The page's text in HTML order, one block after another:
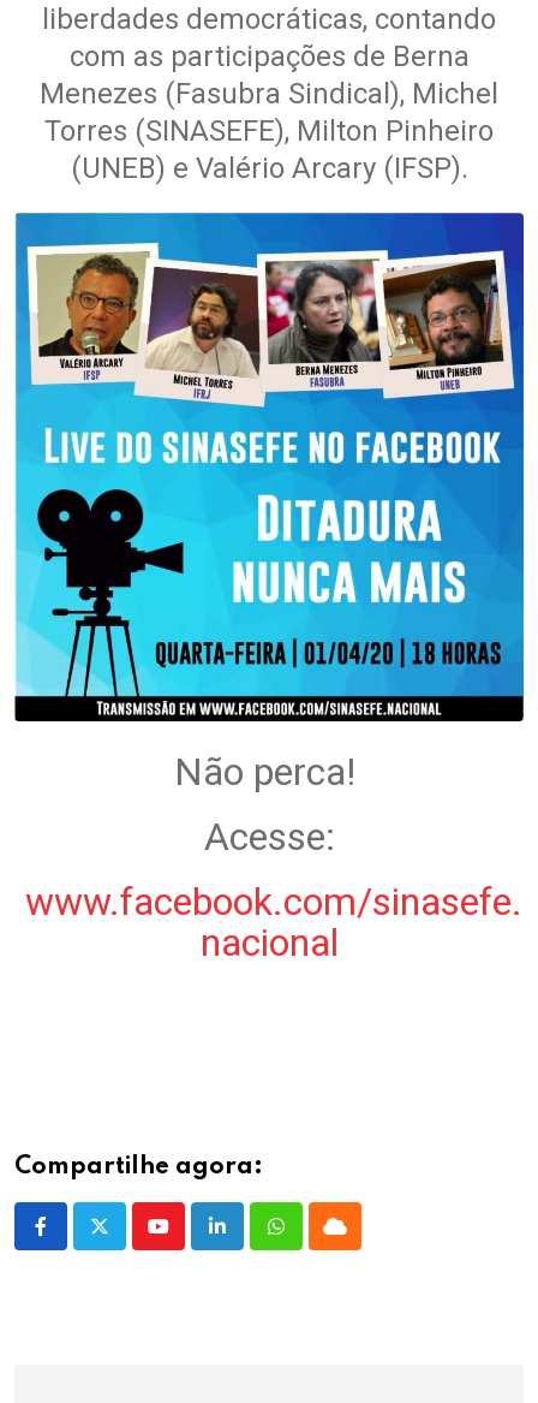
liberdades democráticas, contando
com as participações de Berna
Menezes (Fasubra Sindical), Michel
Torres (SINASEFE), Milton Pinheiro
(UNEB) e Valério Arcary (IFSP).
Não perca!
Acesse:
www.facebook.com/sinasefe.
nacional
Compartilhe agora:
YoutubeLinkedInWhatsappCloud